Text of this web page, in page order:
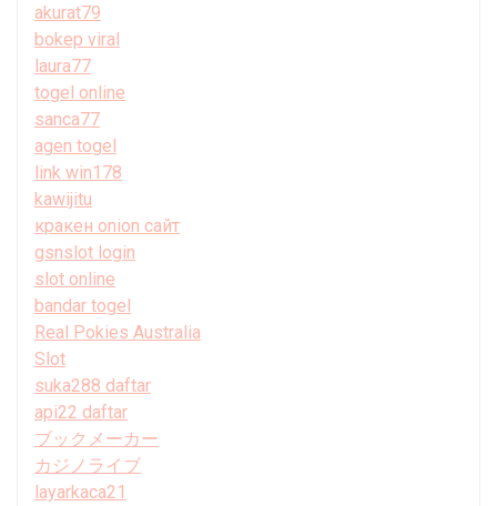
akurat79
bokep viral
laura77
togel online
sanca77
agen togel
link win178
kawijitu
кракен onion сайт
gsnslot login
slot online
bandar togel
Real Pokies Australia
Slot
suka288 daftar
api22 daftar
ブックメーカー
カジノライブ
layarkaca21